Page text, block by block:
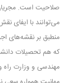
صلاحیت است.
می‌توانند با ایفای
منطبق بر نقشه‌های
که هم تحصیلات
مهندسی و وزارت